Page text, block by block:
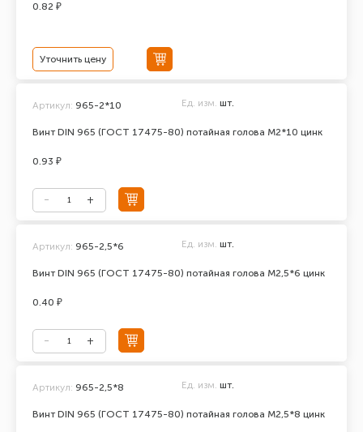
0.82 ₽
Уточнить цену
Винт DIN 965 (ГОСТ 17475-80) потайная голова М2*10 цинк
Артикул: 965-2*10 Ед. изм. шт.
0.93 ₽
Винт DIN 965 (ГОСТ 17475-80) потайная голова М2,5*6 цинк
Артикул: 965-2,5*6 Ед. изм. шт.
0.40 ₽
Винт DIN 965 (ГОСТ 17475-80) потайная голова М2,5*8 цинк
Артикул: 965-2,5*8 Ед. изм. шт.